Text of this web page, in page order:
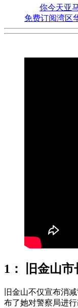
你今天亚
免费订阅湾区
1： 旧金山
旧金山不仅宣布消
布了她对警察局进